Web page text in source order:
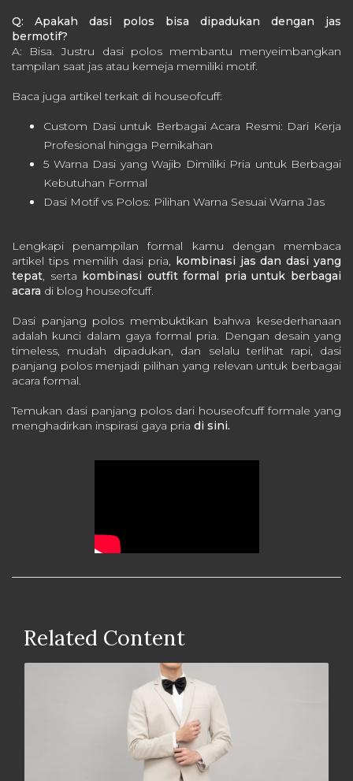
Q: Apakah dasi polos bisa dipadukan dengan jas
bermotif?
A: Bisa. Justru dasi polos membantu menyeimbangkan
tampilan saat jas atau kemeja memiliki motif.
Baca juga artikel terkait di houseofcuff:
Custom Dasi untuk Berbagai Acara Resmi: Dari Kerja
Profesional hingga Pernikahan
5 Warna Dasi yang Wajib Dimiliki Pria untuk Berbagai
Kebutuhan Formal
Dasi Motif vs Polos: Pilihan Warna Sesuai Warna Jas
Lengkapi penampilan formal kamu dengan membaca
artikeltips memilih dasi pria, kombinasi jas dan dasi yang
tepat, serta kombinasi outfit formal pria untuk berbagai
acara di blog houseofcuff.
Dasi panjang polos membuktikan bahwa kesederhanaan
adalah kunci dalam gaya formal pria. Dengan desain yang
timeless, mudah dipadukan, dan selalu terlihat rapi, dasi
panjang polos menjadi pilihan yang relevan untuk berbagai
acara formal.
Temukan dasi panjang polos dari houseofcuff formale yang
menghadirkan inspirasi gaya pria di sini.
Related Content